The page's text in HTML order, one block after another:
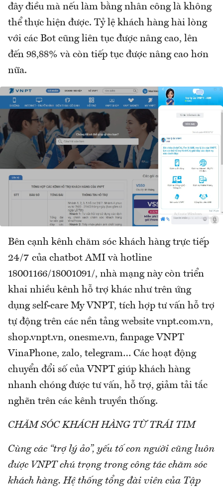
đây điều mà nếu làm bằng nhân công là không
thể thực hiện được. Tỷ lệ khách hàng hài lòng
với các Bot cũng liên tục được nâng cao, lên
đến 98,88% và còn tiếp tục được nâng cao hơn
nữa.
Bên cạnh kênh chăm sóc khách hàng trực tiếp
24/7 của chatbot AMI và hotline
18001166/18001091/, nhà mạng này còn triển
khai nhiều kênh hỗ trợ khác như trên ứng
dụng self-care My VNPT, tích hợp tư vấn hỗ trợ
tự động trên các nền tảng website vnpt.com.vn,
shop.vnpt.vn, onesme.vn, fanpage VNPT
VinaPhone, zalo, telegram… Các hoạt động
chuyển đổi số của VNPT giúp khách hàng
nhanh chóng được tư vấn, hỗ trợ, giảm tải tắc
nghẽn trên các kênh truyền thống.
CHĂM SÓC KHÁCH HÀNG TỪ TRÁI TIM
Cùng các “trợ lý ảo”, yếu tố con người cũng luôn
được VNPT chú trọng trong công tác chăm sóc
khách hàng. Hệ thống tổng đài viên của Tập